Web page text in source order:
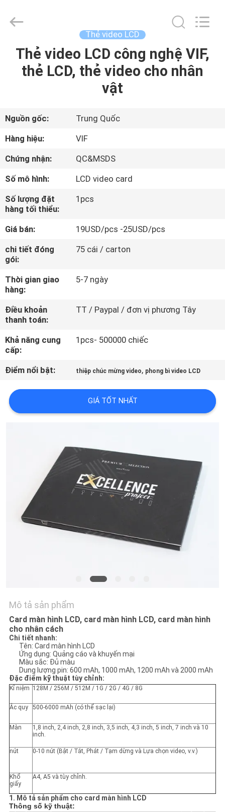
NHÀ
PHẨM
VỀ
TÔI
THAM
QUAN
NHÀ
KIỂM
SOÁT
CHẤT
LƯỢNG
LIÊN
HỆ
CHÚNG
BÁO
GIÁ
WEB
PRIVACY
POLICY
Videoinfolder
Technology
Thẻ video LCD
Thẻ video LCD công nghệ VIF,
thẻ LCD, thẻ video cho nhân
vật
Nguồn gốc:
Trung Quốc
Hàng hiệu:
VIF
Chứng nhận:
QC&MSDS
Số mô hình:
LCD video card
Số lượng đặt
hàng tối thiểu:
1pcs
Giá bán:
19USD/pcs -25USD/pcs
chi tiết đóng
gói:
75 cái / carton
Thời gian giao
hàng:
5-7 ngày
Điều khoản
thanh toán:
TT / Paypal / đơn vị phương Tây
Khả năng cung
cấp:
1pcs- 500000 chiếc
Điểm nổi bật: thiệp chúc mừng video, phong bì video LCD
GIÁ TỐT NHẤT
Mô tả sản phẩm
Card màn hình LCD, card màn hình LCD, card màn hình
cho nhân cách
Chi tiết nhanh:
Tên: Card màn hình LCD
Ứng dụng: Quảng cáo và khuyến mại
Màu sắc: Đủ màu
Dung lượng pin: 600 mAh, 1000 mAh, 1200 mAh và 2000 mAh
Đặc điểm kỹ thuật tùy chỉnh:
Kỉ niệm 128M / 256M / 512M / 1G / 2G / 4G / 8G
Ắc quy 500-6000 mAh (có thể sạc lại)
Màn
1,8 inch, 2,4 inch, 2,8 inch, 3,5 inch, 4,3 inch, 5 inch, 7 inch và 10
inch.
nút 0-10 nút (Bật / Tắt, Phát / Tạm dừng và Lựa chọn video, v.v.)
Khổ
giấy
A4, A5 và tùy chỉnh.
1. Mô tả sản phẩm cho card màn hình LCD
Thông số kỹ thuật: